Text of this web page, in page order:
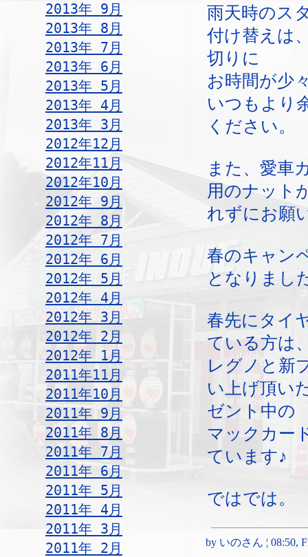
2013年 9月
2013年 8月
2013年 7月
2013年 6月
2013年 5月
2013年 4月
2013年 3月
2012年12月
2012年11月
2012年10月
2012年 9月
2012年 8月
2012年 7月
2012年 6月
2012年 5月
2012年 4月
2012年 3月
2012年 2月
2012年 1月
2011年11月
2011年10月
2011年 9月
2011年 8月
2011年 7月
2011年 6月
2011年 5月
2011年 4月
2011年 3月
2011年 2月
雨天時のス
付け替えは
切りに
お時間が少
いつもより
ください。
また、愛車
用のナット
れずにお願
春のキャン
となりまし
春先にタイ
ている方は
レグノと新
い上げ頂い
ゼント中の
マックカー
ています♪
ではでは。
by いのさん ¦ 08:50,